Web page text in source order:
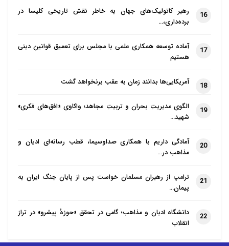
16
رهبر کاتولیک‌های جهان به خاطر نقش تاریخی کلیسا در
برده‌داری،…
17
آماده توسعه همکاری علمی با مجلس برای تعمیق قوانین دینی
هستیم
18 آمریکایی‌ها بدانند زمان به عقب برنخواهد گشت
19
الگوی مدیریتِ بحران و تربیتِ مجاهد؛ واکاوی «افق‌های فکری»
شهید…
20
آمادگی داریم با همکاری صداوسیما، قطب رسانه‌ای ادیان و
مذاهب در…
21
ترامپ از رهبران مسلمان خواست پس از پایان جنگ ایران به
پیمان…
22
دانشگاه ادیان و مذاهب؛ گامی در تحقق «حوزهٔ پیشرو» در تراز
انقلاب